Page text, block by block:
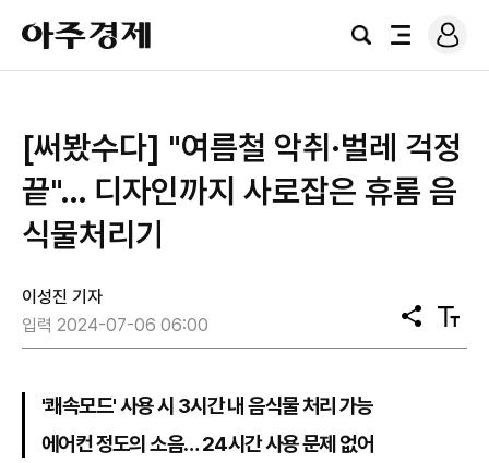
아
주
경
검
전
로
그
[써봤수다] "여름철 악취·벌레 걱정
끝"… 디자인까지 사로잡은 휴롬 음
식물처리기
이성진 기자
입력 2024-07-06 06:00
공
유
텍
스
'쾌속모드' 사용 시 3시간 내 음식물 처리 가능
에어컨 정도의 소음… 24시간 사용 문제 없어